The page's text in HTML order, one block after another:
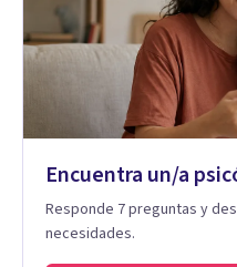
Encuentra un/a
Responde 7 preguntas y
necesidades.